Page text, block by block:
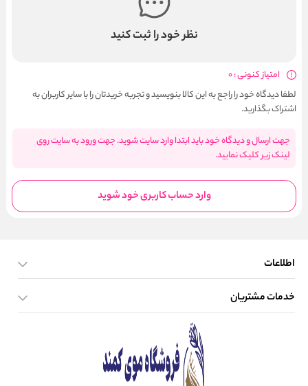
نظر خود را ثبت کنید
امتیاز کنونی : 0
لطفا دیدگاه خود را راجع به این کالا بنویسید و تجربه خریدتان را با سایر کاربران به
اشتراک بگذارید.
جهت ارسال و دیدگاه خود باید ابتدا وارد سایت شوید. جهت ورود به سایت روی
لینک زیر کلیک نمایید.
وارد حساب کاربری خود شوید
اطلاعات
صفحه اصلی
خدمات مشتریان